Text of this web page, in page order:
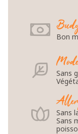
Bon
Sans
Sans
Sans